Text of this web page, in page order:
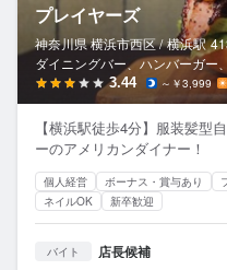
プレイヤーズ
神奈川県 横浜市西区 / 横浜駅
ダイニングバー、ハンバーガー
3.44 ～￥3,999
【横浜駅徒歩4分】服装髪
ーのアメリカンダイナー！
個人経営 ボーナス・賞与あり
ネイルOK
新卒歓迎
バイト 店長候補